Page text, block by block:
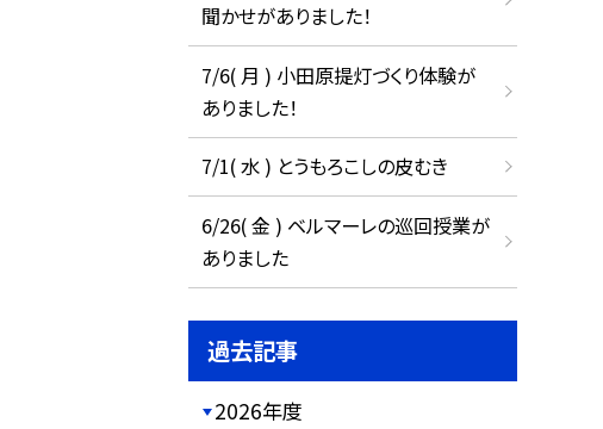
聞かせがありました！
7/6( 月 ) 小田原提灯づくり体験が
ありました！
7/1( 水 ) とうもろこしの皮むき
6/26( 金 ) ベルマーレの巡回授業が
ありました
過去記事
2026年度